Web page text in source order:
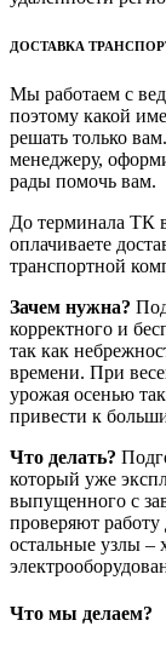
ДОСТАВКА
Мы работаем с
поэтому какой
решать только
менеджеру,
рады помочь вам.
До терминала ТК
оплачиваете
транспортной
Зачем нужна?
корректного и
так как
времени. При
урожая осенью
привести к
Что делать?
который уже
выпущенного с
проверяют
остальные узлы –
Что мы делаем?